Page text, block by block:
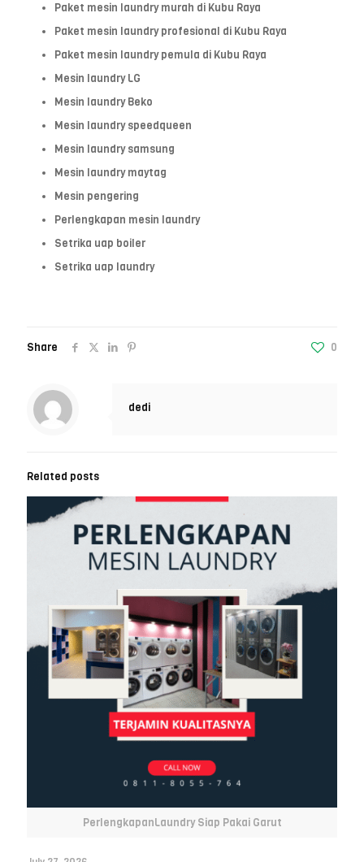
Paket mesin laundry murah di Kubu Raya
Paket mesin laundry profesional di Kubu Raya
Paket mesin laundry pemula di Kubu Raya
Mesin laundry LG
Mesin laundry Beko
Mesin laundry speedqueen
Mesin laundry samsung
Mesin laundry maytag
Mesin pengering
Perlengkapan mesin laundry
Setrika uap boiler
Setrika uap laundry
Share 0
dedi
Related posts
PerlengkapanLaundry Siap Pakai Garut